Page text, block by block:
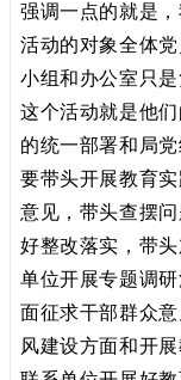
强调一点的就是
活动的对象全体
小组和办公室只
这个活动就是他
的统一部署和局
要带头开展教育
意见，带头查摆
好整改落实，带
单位开展专题调
面征求干部群众
风建设方面和开